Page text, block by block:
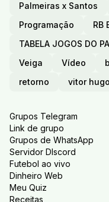
Palmeiras x Santos
Programação
RB
TABELA JOGOS DO
Veiga
Vídeo
retorno
vitor hugo
Grupos Telegram
Link de grupo
Grupos de WhatsApp
Servidor DIscord
Futebol ao vivo
Dinheiro Web
Meu Quiz
Receitas